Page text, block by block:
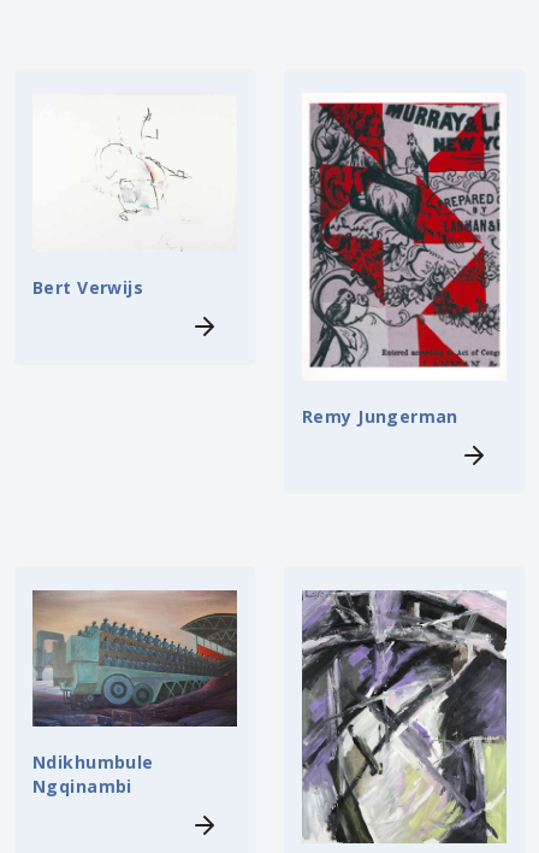
Bert Verwijs
Remy Jungerman
Ndikhumbule
Ngqinambi